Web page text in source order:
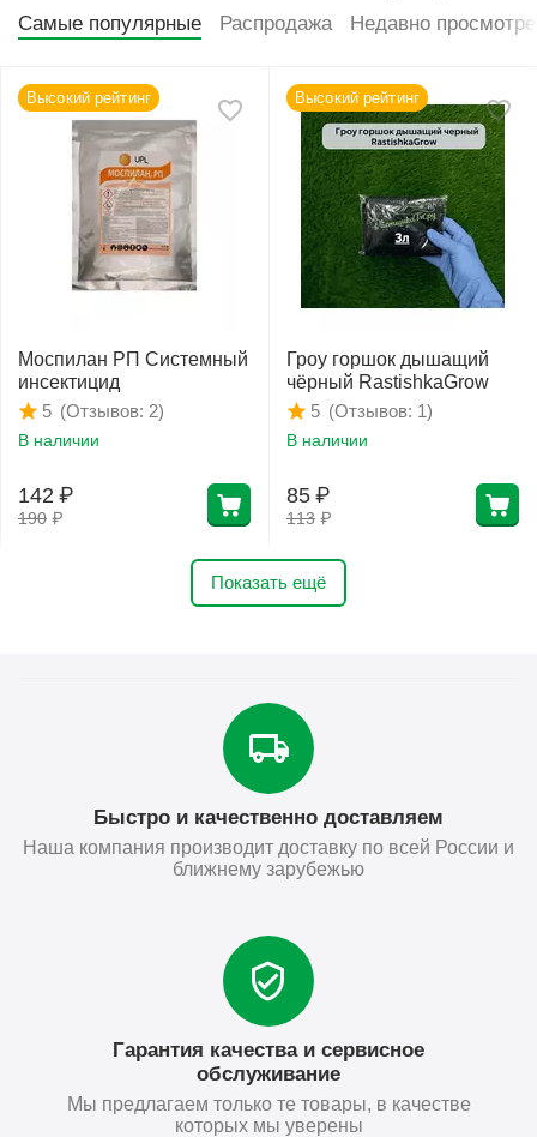
Самые популярные Распродажа Недавно
Высокий рейтинг
Моспилан РП Системный
инсектицид
(Отзывов: 2)
5
В наличии
190 ₽
142 ₽
Высокий рейтинг
Гроу горшок дышащий
чёрный RastishkaGrow
(Отзывов: 1)
5
В наличии
113 ₽
85 ₽
Показать ещё
Быстро и качественно доставляем
Наша компания производит доставку по всей России и
ближнему зарубежью
Гарантия качества и сервисное
обслуживание
Мы предлагаем только те товары, в качестве
которых мы уверены